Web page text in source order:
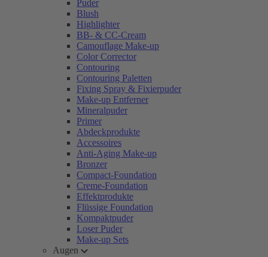
Puder
Blush
Highlighter
BB- & CC-Cream
Camouflage Make-up
Color Corrector
Contouring
Contouring Paletten
Fixing Spray & Fixierpuder
Make-up Entferner
Mineralpuder
Primer
Abdeckprodukte
Accessoires
Anti-Aging Make-up
Bronzer
Compact-Foundation
Creme-Foundation
Effektprodukte
Flüssige Foundation
Kompaktpuder
Loser Puder
Make-up Sets
Augen